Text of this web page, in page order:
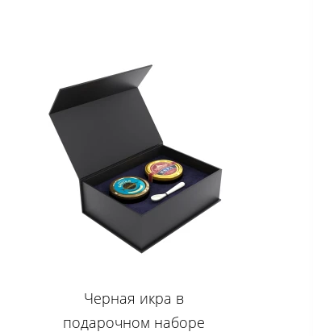
Черная икра в
подарочном наборе